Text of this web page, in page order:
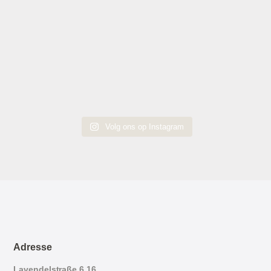
Volg ons op Instagram
Adresse